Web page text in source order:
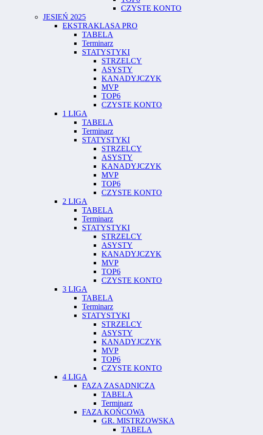
CZYSTE KONTO
JESIEŃ 2025
EKSTRAKLASA PRO
TABELA
Terminarz
STATYSTYKI
STRZELCY
ASYSTY
KANADYJCZYK
MVP
TOP6
CZYSTE KONTO
1 LIGA
TABELA
Terminarz
STATYSTYKI
STRZELCY
ASYSTY
KANADYJCZYK
MVP
TOP6
CZYSTE KONTO
2 LIGA
TABELA
Terminarz
STATYSTYKI
STRZELCY
ASYSTY
KANADYJCZYK
MVP
TOP6
CZYSTE KONTO
3 LIGA
TABELA
Terminarz
STATYSTYKI
STRZELCY
ASYSTY
KANADYJCZYK
MVP
TOP6
CZYSTE KONTO
4 LIGA
FAZA ZASADNICZA
TABELA
Terminarz
FAZA KOŃCOWA
GR. MISTRZOWSKA
TABELA